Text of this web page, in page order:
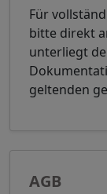
Für
bitte direkt
unterliegt
geltenden
AGB